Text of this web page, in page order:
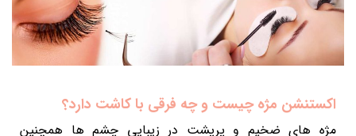
اکستنشن مژه چیست و چه فرقی با کاشت دارد؟
مژه های ضخیم و پرپشت در زیبایی چشم ها همچنین